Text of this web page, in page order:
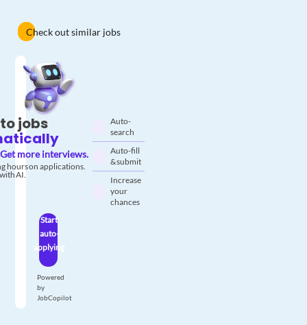
Check out similar jobs
jobs
Get more interviews.
hours on applications.
AI.
Auto-
search
Auto-fill
& submit
Increase
your
chances
Start
auto-
applying
Powered
by
JobCopilot